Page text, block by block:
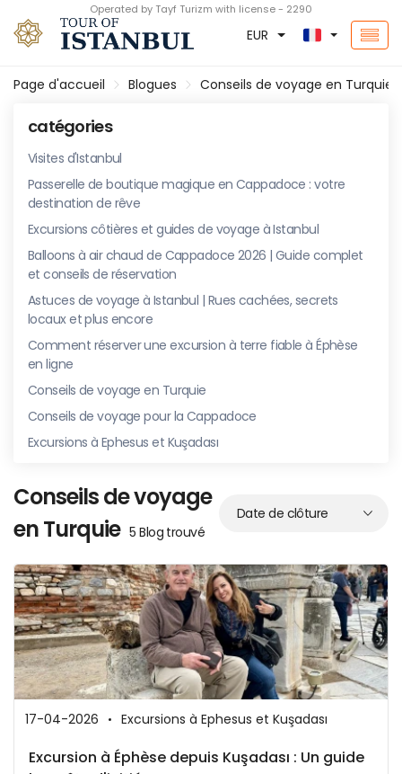
Operated by Tayf Turizm with license - 2290
EUR
Page d'accueil Blogues Conseils de voyage en Turquie
catégories
Visites d'Istanbul
Passerelle de boutique magique en Cappadoce : votre
destination de rêve
Excursions côtières et guides de voyage à Istanbul
Balloons à air chaud de Cappadoce 2026 | Guide complet
et conseils de réservation
Astuces de voyage à Istanbul | Rues cachées, secrets
locaux et plus encore
Comment réserver une excursion à terre fiable à Éphèse
en ligne
Conseils de voyage en Turquie
Conseils de voyage pour la Cappadoce
Excursions à Ephesus et Kuşadası
Conseils de voyage
en Turquie 5 Blog trouvé
17-04-2026 Excursions à Ephesus et Kuşadası
Excursion à Éphèse depuis Kuşadası : Un guide